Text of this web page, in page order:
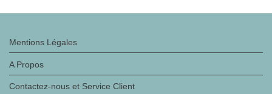
Mentions Légales
A Propos
Contactez-nous et Service Client